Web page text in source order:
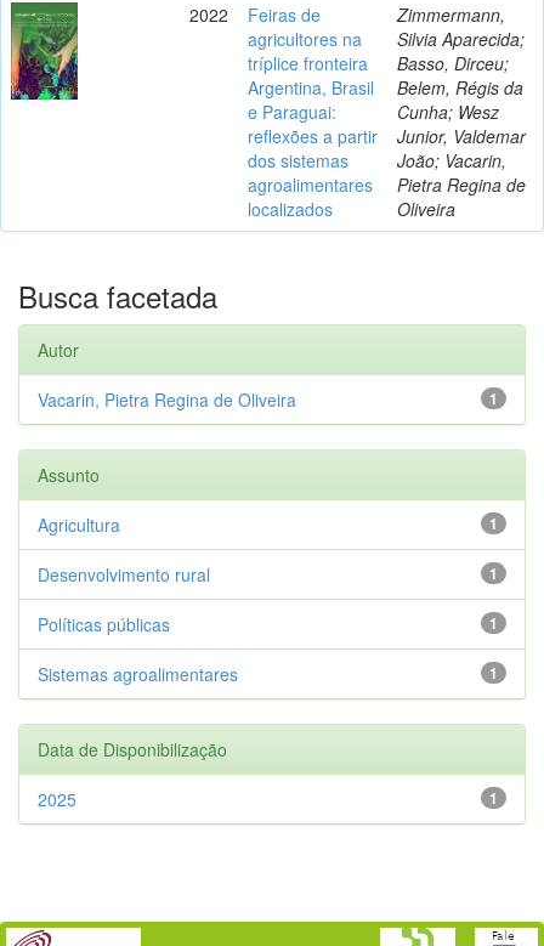
2022
Feiras de
agricultores na
tríplice fronteira
Argentina, Brasil
e Paraguai:
reflexões a partir
dos sistemas
agroalimentares
localizados
Zimmermann,
Silvia Aparecida;
Basso, Dirceu;
Belem, Régis da
Cunha; Wesz
Junior, Valdemar
João; Vacarin,
Pietra Regina de
Oliveira
Busca facetada
Autor
1
Vacarin, Pietra Regina de Oliveira
Assunto
1
Agricultura
1
Desenvolvimento rural
1
Políticas públicas
1
Sistemas agroalimentares
Data de Disponibilização
1
2025